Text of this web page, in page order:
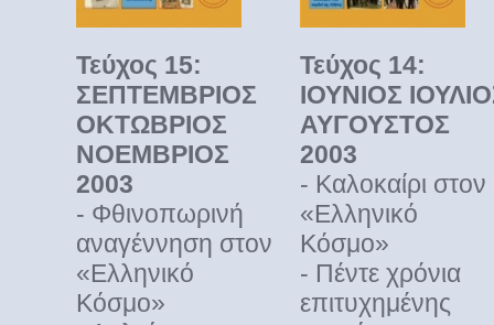
Τεύχος 15:
ΣΕΠΤΕΜΒΡΙΟΣ
ΟΚΤΩΒΡΙΟΣ
ΝΟΕΜΒΡΙΟΣ
2003
- Φθινοπωρινή
αναγέννηση στον
«Ελληνικό
Κόσμο»
Τεύχος 14:
ΙΟΥΝΙΟΣ
ΑΥΓΟΥΣΤΟΣ
2003
- Καλοκαίρι στον
«Ελληνικό
Κόσμο»
- Πέντε χρόνια
επιτυχημένης